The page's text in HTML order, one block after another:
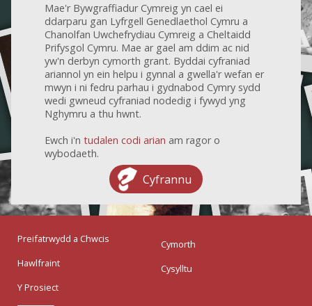
Mae'r Bywgraffiadur Cymreig yn cael ei
ddarparu gan Lyfrgell Genedlaethol Cymru a
Chanolfan Uwchefrydiau Cymreig a Cheltaidd
Prifysgol Cymru. Mae ar gael am ddim ac nid
yw'n derbyn cymorth grant. Byddai cyfraniad
ariannol yn ein helpu i gynnal a gwella'r wefan er
mwyn i ni fedru parhau i gydnabod Cymry sydd
wedi gwneud cyfraniad nodedig i fywyd yng
Nghymru a thu hwnt.
Ewch i'n tudalen codi arian am ragor o
wybodaeth.
Cyfrannu
Preifatrwydd a Chwcis
Hawlfraint
Y Prosiect
Cymorth
Cysylltu